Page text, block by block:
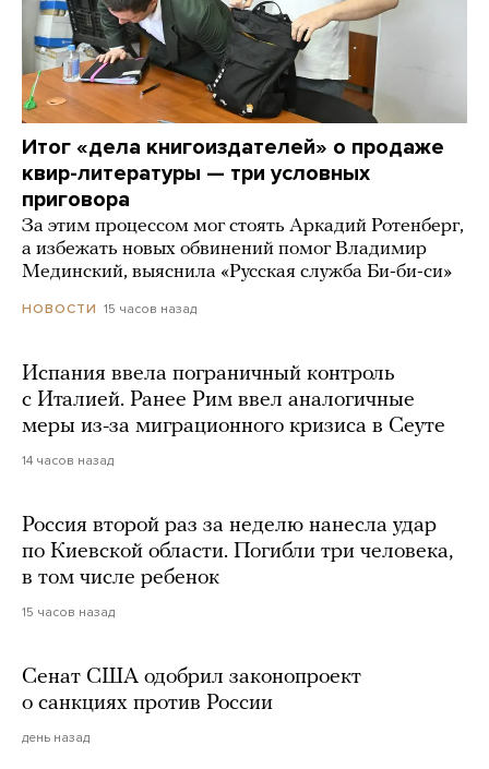
Итог «дела книгоиздателей» о продаже
квир-литературы — три условных
приговора
За этим процессом мог стоять Аркадий Ротенберг,
а избежать новых обвинений помог Владимир
Мединский, выяснила «Русская служба Би-би-си»
НОВОСТИ 15 часов назад
Испания ввела пограничный контроль
с Италией. Ранее Рим ввел аналогичные
меры из-за миграционного кризиса в Сеуте
14 часов назад
Россия второй раз за неделю нанесла удар
по Киевской области. Погибли три человека,
в том числе ребенок
15 часов назад
Сенат США одобрил законопроект
о санкциях против России
день назад